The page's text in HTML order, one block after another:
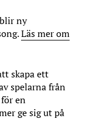
ny
Läs mer om
skapa ett
spelarna från
en
ge sig ut på